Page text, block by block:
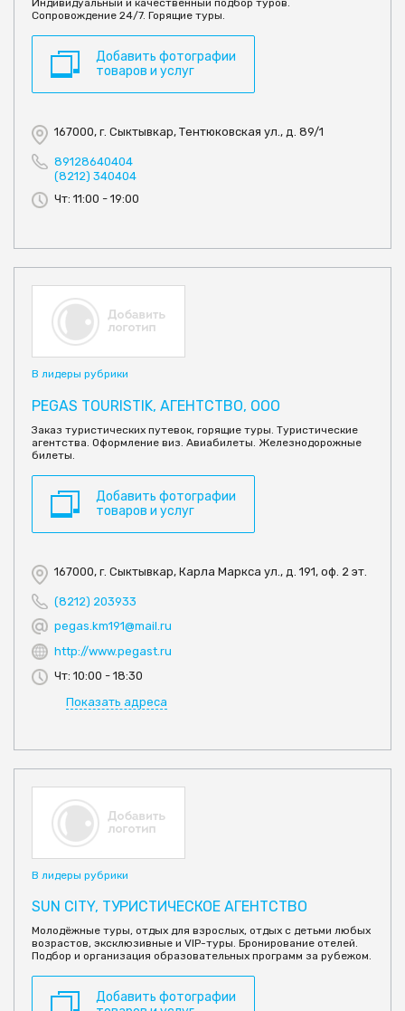
Индивидуальный и качественный подбор туров.
Сопровождение 24/7. Горящие туры.
Добавить фотографии
товаров и услуг
167000, г. Сыктывкар, Тентюковская ул., д. 89/1
89128640404
(8212) 340404
Чт: 11:00 - 19:00
В лидеры рубрики
PEGAS TOURISTIK, АГЕНТСТВО, ООО
Заказ туристических путевок, горящие туры. Туристические
агентства. Оформление виз. Авиабилеты. Железнодорожные
билеты.
Добавить фотографии
товаров и услуг
167000, г. Сыктывкар, Карла Маркса ул., д. 191, оф. 2 эт.
(8212) 203933
pegas.km191@mail.ru
http://www.pegast.ru
Чт: 10:00 - 18:30
Показать адреса
В лидеры рубрики
SUN CITY, ТУРИСТИЧЕСКОЕ АГЕНТСТВО
Молодёжные туры, отдых для взрослых, отдых с детьми любых
возрастов, эксклюзивные и VIP-туры. Бронирование отелей.
Подбор и организация образовательных программ за рубежом.
Добавить фотографии